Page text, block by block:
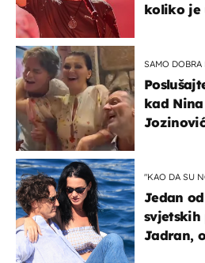
koliko je
SAMO DOBRA
kad
"KAO DA SU
Jedan
svjetskih
Jadran,